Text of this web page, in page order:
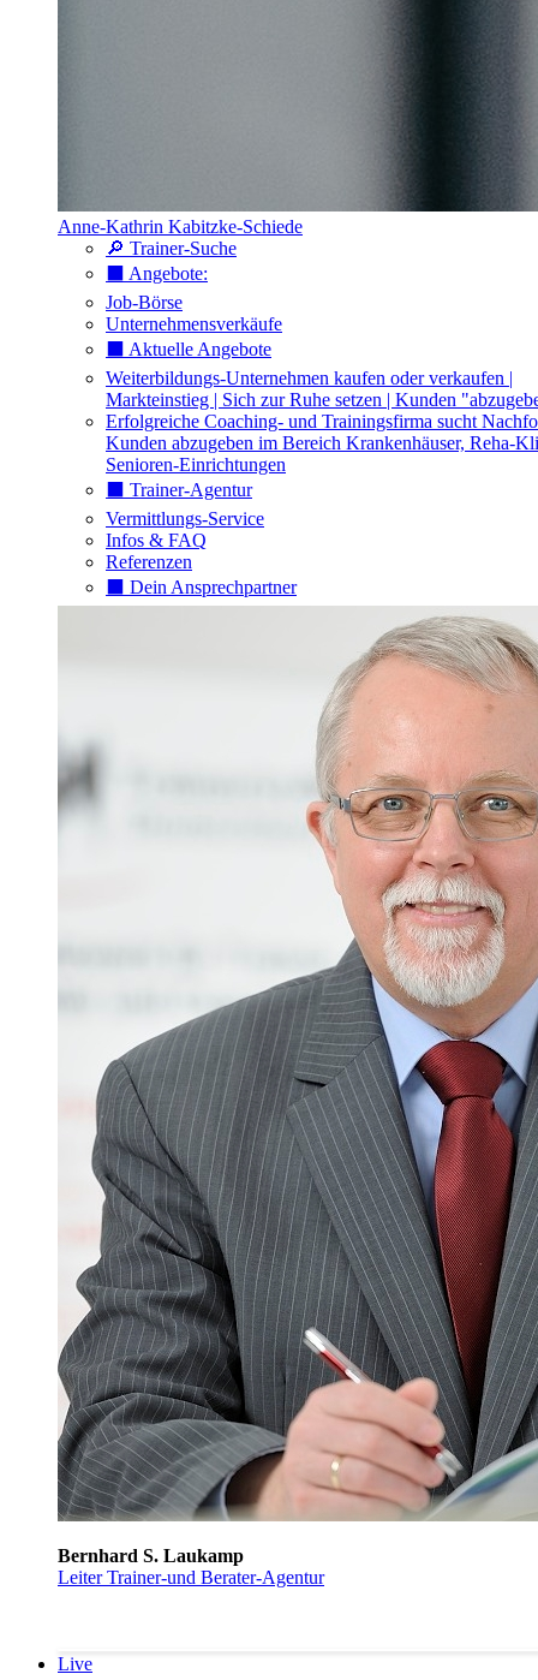
Anne-Kathrin Kabitzke-Schiede
🔎 Trainer-Suche
⬛️ Angebote:
Job-Börse
Unternehmensverkäufe
⬛️ Aktuelle Angebote
Weiterbildungs-Unternehmen kaufen oder verkaufen |
Markteinstieg | Sich zur Ruhe setzen | Kunden
Erfolgreiche Coaching- und Trainingsfirma sucht
Kunden abzugeben im Bereich Krankenhäuser, Reha-
Senioren-Einrichtungen
⬛️ Trainer-Agentur
Vermittlungs-Service
Infos & FAQ
Referenzen
⬛️ Dein Ansprechpartner
Bernhard S. Laukamp
Leiter Trainer-und Berater-Agentur
Live